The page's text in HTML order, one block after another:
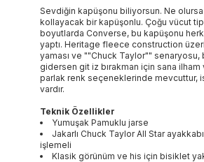
Sevdiğin kapüşonu biliyorsun. Ne olursa
kollayacak bir kapüşonlu. Çoğu vücut
boyutlarda Converse, bu kapüşonu
yaptı. Heritage fleece construction
yaması ve ""Chuck Taylor""
gidersen git iz bırakman için sana
parlak renk seçeneklerinde mevcuttur,
vardır.
Teknik Özellikler
Yumuşak Pamuklu jarse
Jakarlı Chuck Taylor All Star
işlemeli
Klasik görünüm ve his için bisiklet